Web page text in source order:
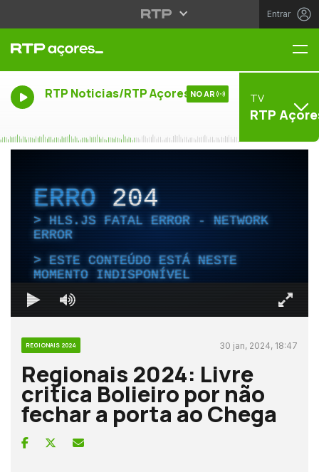
Entrar
RTP Noticias/RTP Açores NO AR TV
RTP
ERRO204
HLS.JS FATAL ERROR - NETWORK
ERROR
ESTE CONTEÚDO ESTÁ NESTE
MOMENTO INDISPONÍVEL
REGIONAIS 2024 30 jan, 2024, 18:47
Regionais 2024: Livre
critica Bolieiro por não
fechar a porta ao Chega